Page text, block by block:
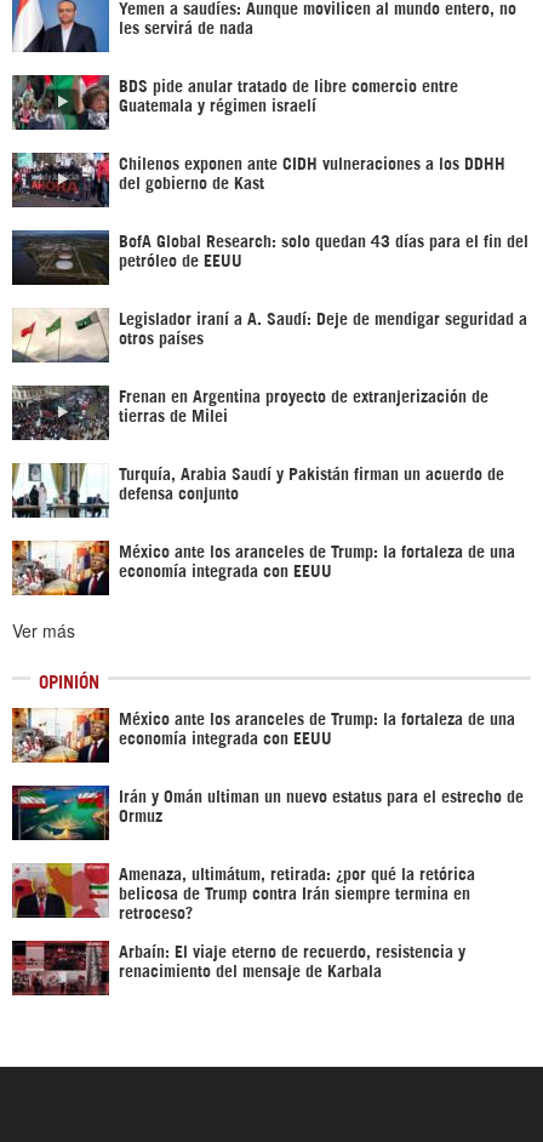
Yemen a saudíes: Aunque movilicen al mundo entero, no
les servirá de nada
BDS pide anular tratado de libre comercio entre
Guatemala y régimen israelí
Chilenos exponen ante CIDH vulneraciones a los DDHH
del gobierno de Kast
BofA Global Research: solo quedan 43 días para el fin del
petróleo de EEUU
Legislador iraní a A. Saudí: Deje de mendigar seguridad a
otros países
Frenan en Argentina proyecto de extranjerización de
tierras de Milei
Turquía, Arabia Saudí y Pakistán firman un acuerdo de
defensa conjunto
México ante los aranceles de Trump: la fortaleza de una
economía integrada con EEUU
Ver más
OPINIÓN
México ante los aranceles de Trump: la fortaleza de una
economía integrada con EEUU
Irán y Omán ultiman un nuevo estatus para el estrecho de
Ormuz
Amenaza, ultimátum, retirada: ¿por qué la retórica
belicosa de Trump contra Irán siempre termina en
retroceso?
Arbaín: El viaje eterno de recuerdo, resistencia y
renacimiento del mensaje de Karbala